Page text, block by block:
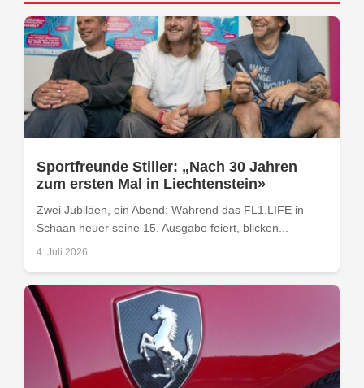
Sportfreunde Stiller: „Nach 30 Jahren
zum ersten Mal in Liechtenstein»
Zwei Jubiläen, ein Abend: Während das FL1.LIFE in
Schaan heuer seine 15. Ausgabe feiert, blicken...
4. Juli 2026